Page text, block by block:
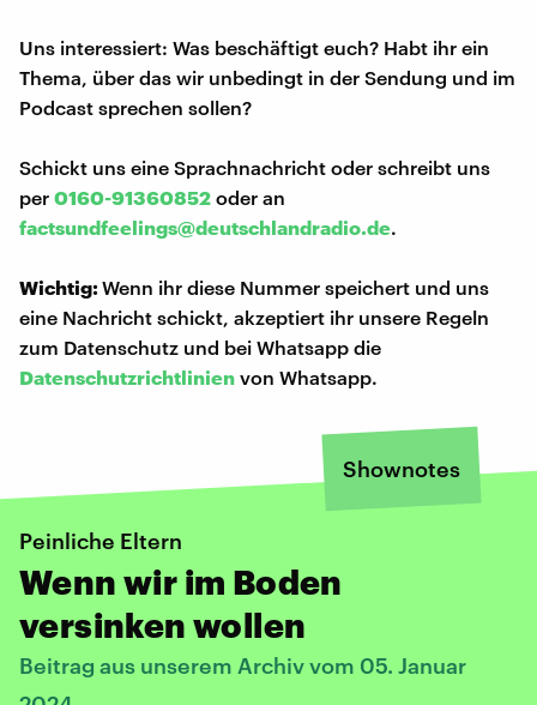
Uns interessiert: Was beschäftigt euch? Habt ihr ein
Thema, über das wir unbedingt in der Sendung und im
Podcast sprechen sollen?
Schickt uns eine Sprachnachricht oder schreibt uns
per 0160-91360852 oder an
factsundfeelings@deutschlandradio.de.
Wichtig:Wenn ihr diese Nummer speichert und uns
eine Nachricht schickt, akzeptiert ihr unsere Regeln
zum Datenschutz und bei Whatsapp die
Datenschutzrichtlinien von Whatsapp.
Shownotes
Peinliche Eltern
Wenn wir im Boden
versinken wollen
Beitrag aus unserem Archiv vom 05. Januar